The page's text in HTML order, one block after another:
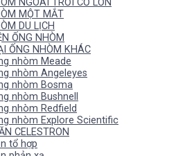
MỘT MẮT
DU LỊCH
ỐNG NHÒM
ỐNG NHÒM KHÁC
nhòm Meade
nhòm Angeleyes
nhòm Bosma
nhòm Bushnell
nhòm Redfield
nhòm Explore Scientific
CELESTRON
tổ hợp